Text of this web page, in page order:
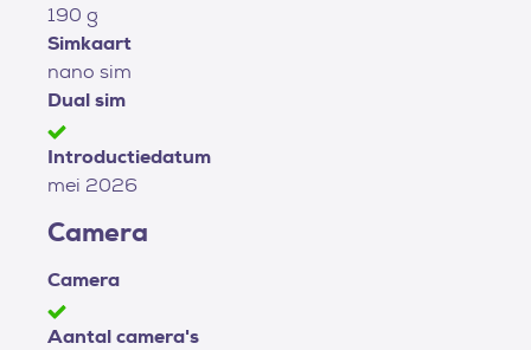
190 g
Simkaart
nano sim
Dual sim
Introductiedatum
mei 2026
Camera
Camera
Aantal camera's